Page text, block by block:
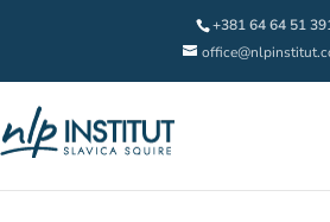
+381 64 64 51